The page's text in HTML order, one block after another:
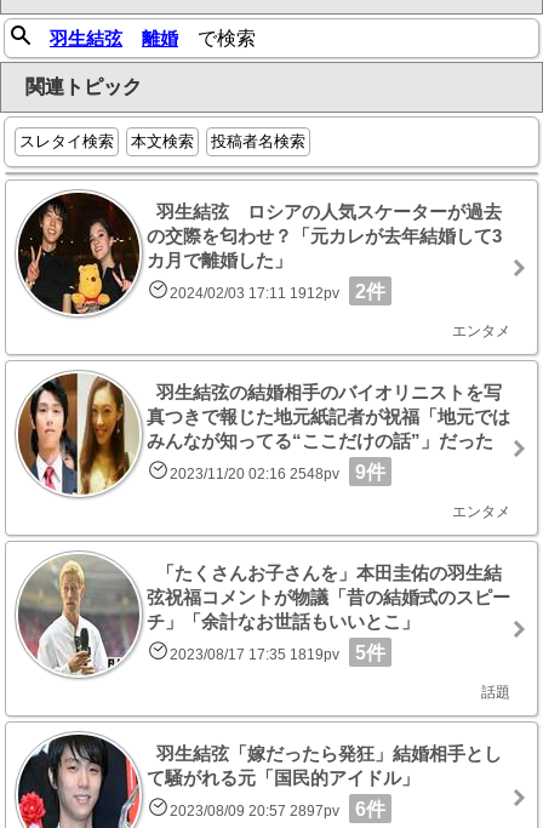
羽生結弦 離婚で検索
関連トピック
スレタイ検索 本文検索 投稿者名検索
羽生結弦 ロシアの人気スケーターが過去
の交際を匂わせ？「元カレが去年結婚して3
カ月で離婚した」
2024/02/03 17:11 1912pv 2件
エンタメ
羽生結弦の結婚相手のバイオリニストを写
真つきで報じた地元紙記者が祝福「地元では
みんなが知ってる“ここだけの話”」だった
2023/11/20 02:16 2548pv 9件
エンタメ
「たくさんお子さんを」本田圭佑の羽生結
弦祝福コメントが物議「昔の結婚式のスピー
チ」「余計なお世話もいいとこ」
2023/08/17 17:35 1819pv 5件
話題
羽生結弦「嫁だったら発狂」結婚相手とし
て騒がれる元「国民的アイドル」
2023/08/09 20:57 2897pv 6件